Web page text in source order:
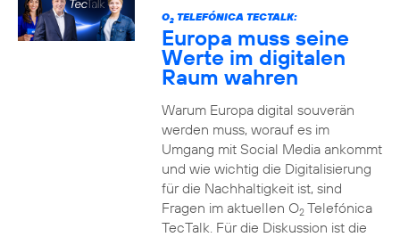
O2TELEFÓNICA TECTALK:
Europa muss seine
Werte im digitalen
Raum wahren
Warum Europa digital souverän
werden muss, worauf es im
Umgang mit Social Media ankommt
und wie wichtig die Digitalisierung
für die Nachhaltigkeit ist, sind
Fragen im aktuellen O2Telefónica
TecTalk. Für die Diskussion ist die